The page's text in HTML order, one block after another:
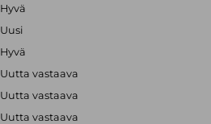
Hyvä
Uusi
Hyvä
Uutta vastaava
Uutta vastaava
Uutta vastaava